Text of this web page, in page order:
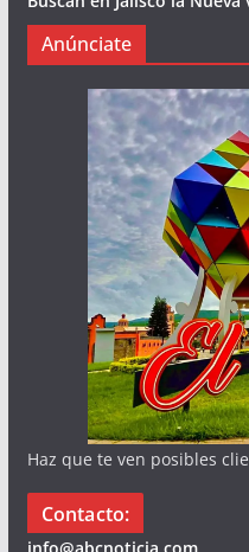
Anúnciate
Haz que te ven posibles
Contacto: